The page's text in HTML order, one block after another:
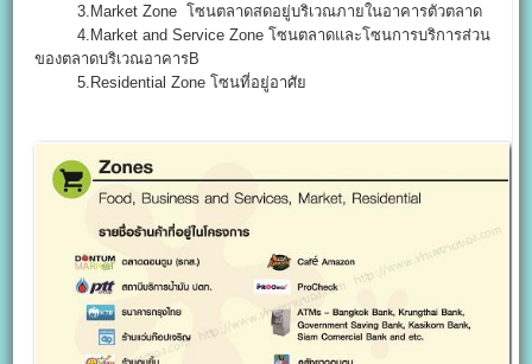
3.Market Zone โซนตลาดสดอยู่บริเวณภายในอาคารตัวตลาด
4.Market and Service Zone โซนตลาดและโซนการบริการส่วน
ของตลาดบริเวณอาคารB
5.Residential Zone โซนที่อยู่อาศัย